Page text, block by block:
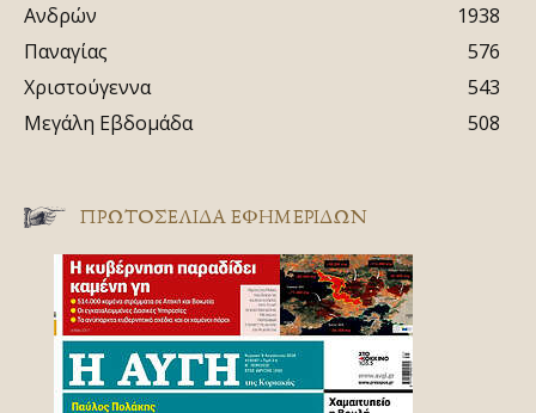
Ανδρών
1938
Παναγίας
576
Χριστούγεννα
543
Μεγάλη Εβδομάδα
508
ΠΡΩΤΟΣΈΛΙΔΑ ΕΦΗΜΕΡΊΔΩΝ